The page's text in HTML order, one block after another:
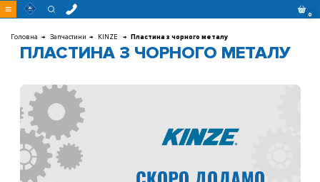
Перейти
до 0
Головна Запчастини KINZE Пластина з чорного металу
ПЛАСТИНА З ЧОРНОГО МЕТАЛУ